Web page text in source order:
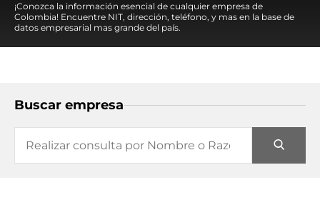
¡Conozca la información esencial de cualquier empresa de
Colombia! Encuentre NIT, dirección, teléfono, y mas en la base de
datos empresarial mas grande del país.
Buscar empresa